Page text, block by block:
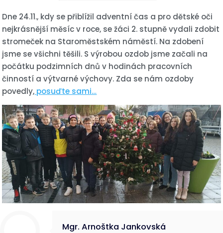
Dne 24.11., kdy se přiblížil adventní čas a pro dětské oči
nejkrásnější měsíc v roce, se žáci 2. stupně vydali zdobit
stromeček na Staroměstském náměstí. Na zdobení
jsme se všichni těšili. S výrobou ozdob jsme začali na
počátku podzimních dnů v hodinách pracovních
činností a výtvarné výchovy. Zda se nám ozdoby
povedly, posuďte sami…
Mgr. Arnoštka Jankovská